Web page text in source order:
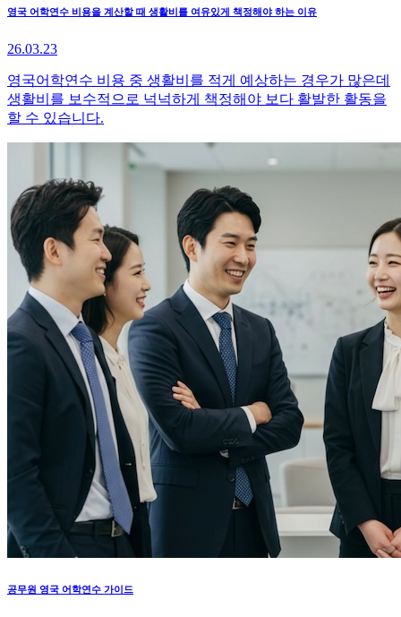
영국 어학연수 비용을 계산할 때 생활비를 여유있게 책정해야 하는 이유
26.03.23
영국어학연수 비용 중 생활비를 적게 예상하는 경우가 많은데
생활비를 보수적으로 넉넉하게 책정해야 보다 활발한 활동을
할 수 있습니다.
공무원 영국 어학연수 가이드